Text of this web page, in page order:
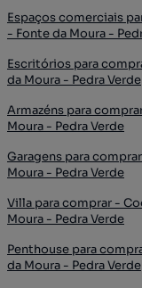
Espaços comerciais
- Fonte da Moura -
Escritórios para
da Moura - Pedra Verde
Armazéns para
Moura - Pedra Verde
Garagens para
Moura - Pedra Verde
Villa para comprar -
Moura - Pedra Verde
Penthouse para
da Moura - Pedra Verde